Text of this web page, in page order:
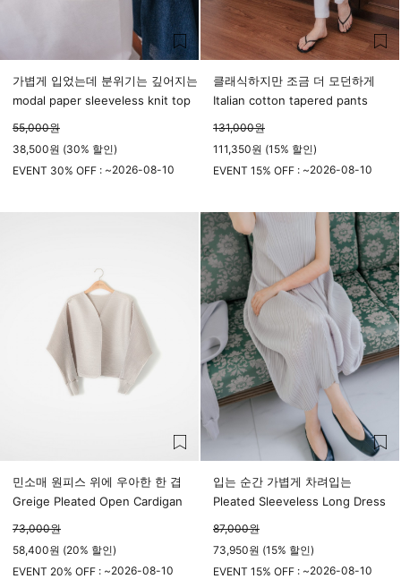
가볍게 입었는데 분위기는 깊어지는
modal paper sleeveless knit top
55,000원
38,500원 (30% 할인)
EVENT 30% OFF : ~2026-08-10
클래식하지만 조금 더 모던하게
Italian cotton tapered pants
131,000원
111,350원 (15% 할인)
EVENT 15% OFF : ~2026-08-10
민소매 원피스 위에 우아한 한 겹
Greige Pleated Open Cardigan
73,000원
58,400원 (20% 할인)
EVENT 20% OFF : ~2026-08-10
입는 순간 가볍게 차려입는
Pleated Sleeveless Long Dress
87,000원
73,950원 (15% 할인)
EVENT 15% OFF : ~2026-08-10